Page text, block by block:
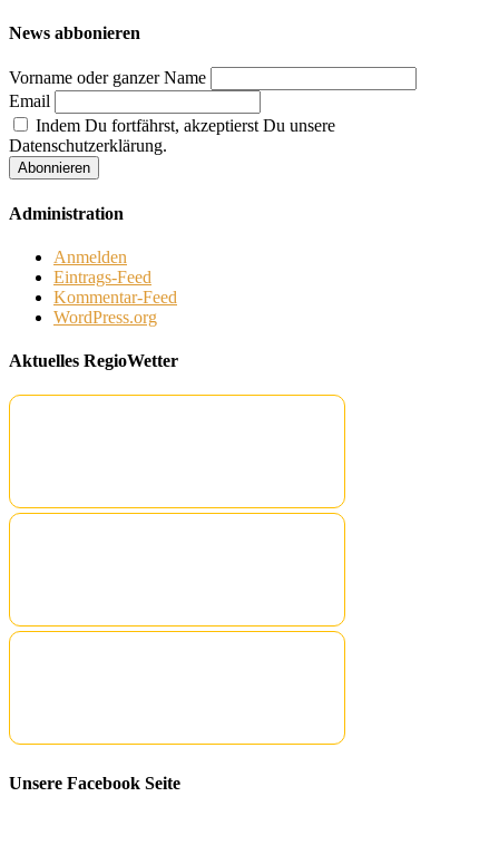
News abbonieren
Vorname oder ganzer Name
Email
Indem Du fortfährst, akzeptierst Du unsere
Datenschutzerklärung.
Administration
Anmelden
Eintrags-Feed
Kommentar-Feed
WordPress.org
Aktuelles RegioWetter
Unsere Facebook Seite